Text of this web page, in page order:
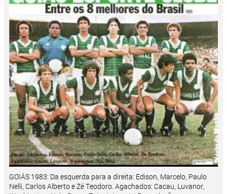
GOIÁS 1983: Da esquerda para a direita: Edison, Marcelo, Paulo
Nelli, Carlos Alberto e Zé Teodoro. Agachados: Cacau, Luvanor,